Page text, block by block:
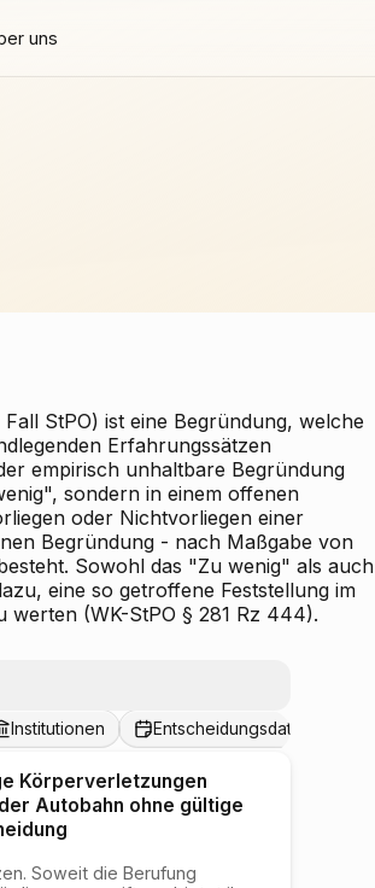
uns
StPO) ist eine Begründung, welche
Erfahrungssätzen
empirisch unhaltbare Begründung
sondern in einem offenen
oder Nichtvorliegen einer
Begründung - nach Maßgabe von
Sowohl das "Zu wenig" als auch
eine so getroffene Feststellung im
(WK-StPO § 281 Rz 444).
Institutionen Entscheidungsdatum
Körperverletzungen
Autobahn ohne gültige
Soweit die Berufung